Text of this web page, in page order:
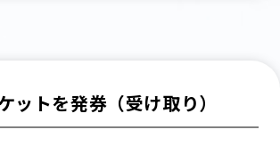
ットを発券（受け取り）